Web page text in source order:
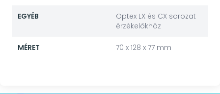
EGYÉB
Optex LX és CX sorozat
érzékelőkhöz
MÉRET 70 x 128 x 77 mm